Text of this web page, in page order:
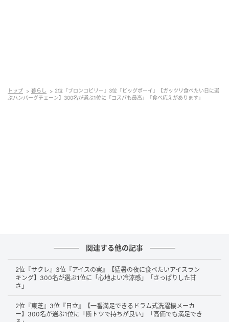
ハンバーグのボリュームがしっかりあり、ガッツリ食べたい日
に満足感が高いからです。サラダバーやスープバーも利用でき
ーやサラダバーがついてるからお得です。アイスも毎回無料で
頼めるし、野菜もモリモリ食べさせられるし、食べ盛りの子を
持つ親には大助かりです。メインメニューが来るまで待ってい
る間、サラダやスープがすぐ食べられるのは、満足度が高いで
す。（38歳/女性）
トップ 暮らし
2位『ブロンコビリー』3位『ビッグボーイ』【ガッツリ食べたい日に選
ぶハンバーグチェーン】300名が選ぶ1位に「コスパも最高」「食べ応えがあります」
関連する他の記事
2位『サクレ』3位『アイスの実』【猛暑の夜に食べたいアイスラン
キング】300名が選ぶ1位に「心地よい冷涼感」「さっぱりした甘
さ」
2位『東芝』3位『日立』【一番満足できるドラム式洗濯機メーカ
ー】300名が選ぶ1位に「断トツで持ちが良い」「高価でも満足でき